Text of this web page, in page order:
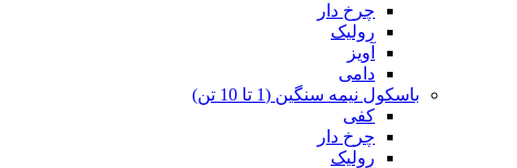
چرخ دار
رولیک
آویز
دامی
باسکول نیمه سنگین (1 تا 10 تن)
کفی
چرخ دار
رولیک